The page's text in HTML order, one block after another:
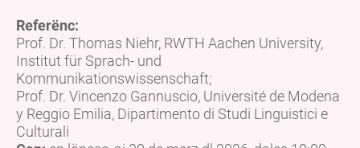
Referënc:
Prof. Dr. Thomas Niehr, RWTH Aachen University,
Institut für Sprach- und
Kommunikationswissenschaft;
Prof. Dr. Vincenzo Gannuscio, Université de Modena
y Reggio Emilia, Dipartimento di Studi Linguistici e
Culturali